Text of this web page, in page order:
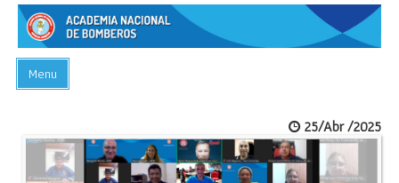
Menu
ACADEMIA
PREGUNTAS FRECUENTES
25/Abr /2025